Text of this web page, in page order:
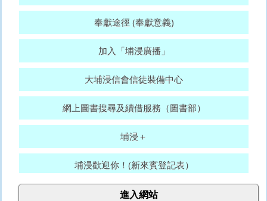
奉獻途徑 (奉獻意義)
加入「埔浸廣播」
大埔浸信會信徒裝備中心
網上圖書搜尋及續借服務（圖書部）
埔浸＋
埔浸歡迎你！(新來賓登記表）
大埔浸信會代禱表
進入網站